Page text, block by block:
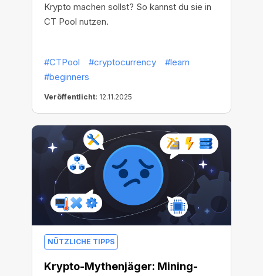
Krypto machen sollst? So kannst du sie in
CT Pool nutzen.
#CTPool #cryptocurrency
#learn
#beginners
Veröffentlicht: 12.11.2025
NÜTZLICHE TIPPS
Krypto-Mythenjäger: Mining-